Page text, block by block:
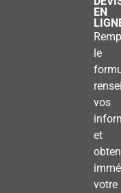
EN
le
vos
et
votre